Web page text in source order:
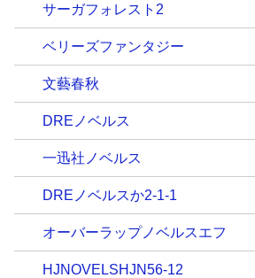
サーガフォレスト2
ベリーズファンタジー
文藝春秋
DREノベルス
一迅社ノベルス
DREノベルスか2-1-1
オーバーラップノベルスエフ
HJNOVELSHJN56-12